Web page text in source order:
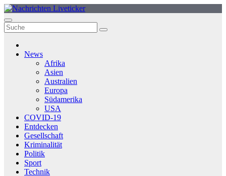
Zum
Inhalt
springen
News
Afrika
Asien
Australien
Europa
Südamerika
USA
COVID-19
Entdecken
Gesellschaft
Kriminalität
Politik
Sport
Technik